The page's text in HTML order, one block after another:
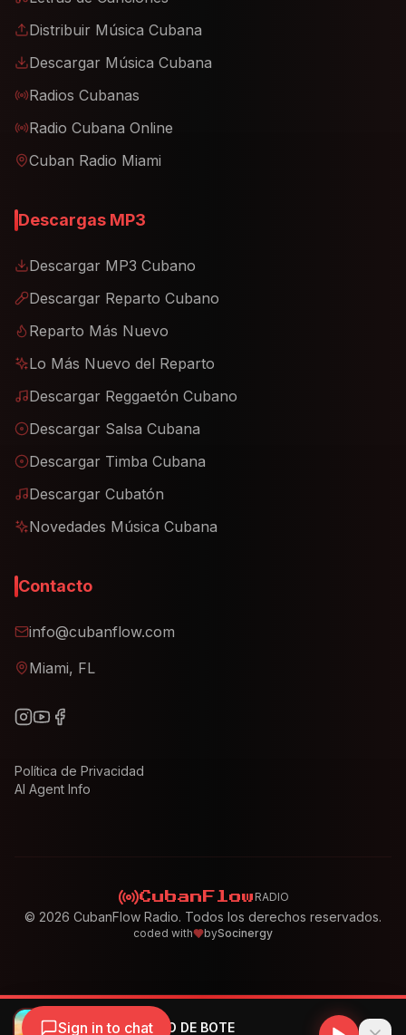
Mora - DOMINGO DE BOTE
Sign in to chat
Distribuir Música Cubana
Descargar Música Cubana
Radios Cubanas
Radio Cubana Online
Cuban Radio Miami
Descargas MP3
Descargar MP3 Cubano
Descargar Reparto Cubano
Reparto Más Nuevo
Lo Más Nuevo del Reparto
Descargar Reggaetón Cubano
Descargar Salsa Cubana
Descargar Timba Cubana
Descargar Cubatón
Novedades Música Cubana
Contacto
info@cubanflow.com
Miami, FL
Política de Privacidad
AI Agent Info
CubanFlow RADIO
© 2026 CubanFlow Radio. Todos los derechos reservados.
coded with bySocinergy